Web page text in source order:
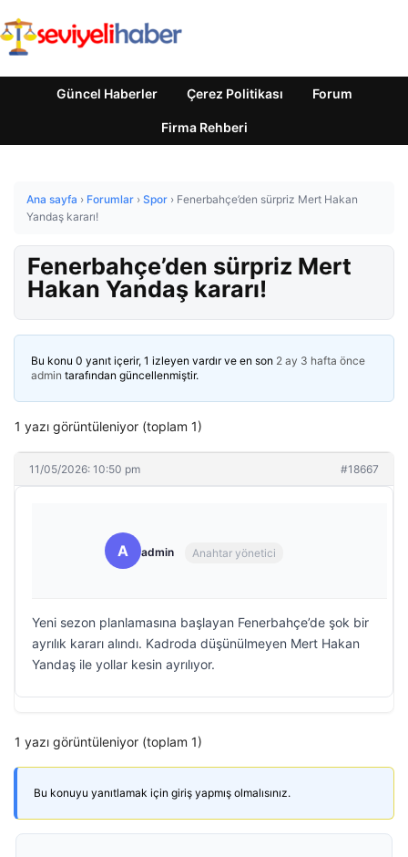
Güncel Haberler Çerez Politikası Forum
Firma Rehberi
Ana sayfa › Forumlar › Spor › Fenerbahçe’den sürpriz Mert Hakan
Yandaş kararı!
Fenerbahçe’den sürpriz Mert
Hakan Yandaş kararı!
Bu konu 0 yanıt içerir, 1 izleyen vardır ve en son 2 ay 3 hafta önce
admin tarafından güncellenmiştir.
1 yazı görüntüleniyor (toplam 1)
11/05/2026: 10:50 pm #18667
A admin Anahtar yönetici
Yeni sezon planlamasına başlayan Fenerbahçe’de şok bir
ayrılık kararı alındı. Kadroda düşünülmeyen Mert Hakan
Yandaş ile yollar kesin ayrılıyor.
1 yazı görüntüleniyor (toplam 1)
Bu konuyu yanıtlamak için giriş yapmış olmalısınız.